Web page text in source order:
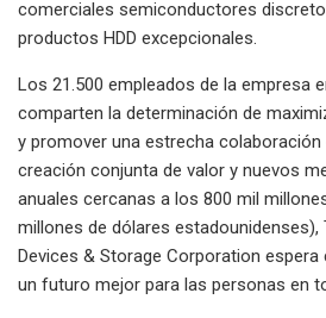
comerciales semiconductores
productos HDD excepcionales.
Los 21.500 empleados de la empresa
comparten la determinación de
y promover una estrecha
creación conjunta de valor y nuevos
anuales cercanas a los 800 mil
millones de dólares estadounidenses),
Devices & Storage Corporation
un futuro mejor para las personas en